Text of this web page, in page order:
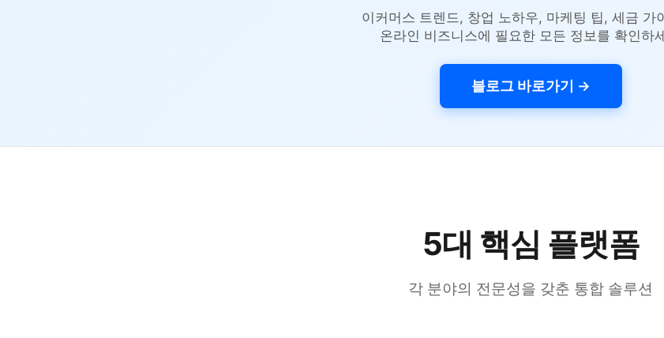
이커머스 트렌드, 창업 노하우, 마케팅 팁, 세금 가
온라인 비즈니스에 필요한 모든 정보를 확인하
블로그 바로가기 →
5대 핵심 플랫폼
각 분야의 전문성을 갖춘 통합 솔루션